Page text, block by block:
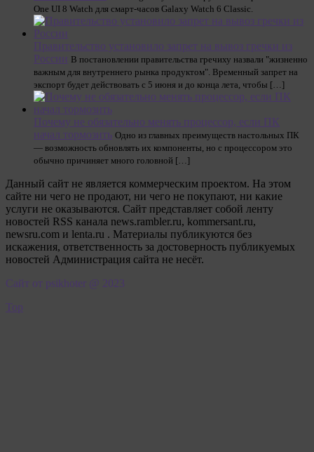
One UI 8 Watch для смарт-часов Galaxy Watch 6 Classic.
Правительство установило запрет на вывоз гречки из
России В постановлении правительства гречиху назвали "жизненно
важным для внутреннего рынка продуктом". Временный запрет на
экспорт будет действовать с 5 июня и до конца лета, чтобы […]
Почему не обязательно менять процессор, если ПК
начал тормозить Одно из главных преимуществ настольных ПК
— возможность обновлять их компоненты, но с процессором это
обычно причиняет много головной […]
Данный сайт не является коммерческим проектом. На этом
сайте ни чего не продают, ни чего не покупают, ни какие
услуги не оказываются. Сайт представляет собой ленту
новостей RSS канала news.rambler.ru, kommersant.ru,
newsru.com и lenta.ru . Материалы публикуются без
искажения, ответственность за достоверность публикуемых
новостей Администрация сайта не несёт.
Сайт от psikhoter @ 2023
Top